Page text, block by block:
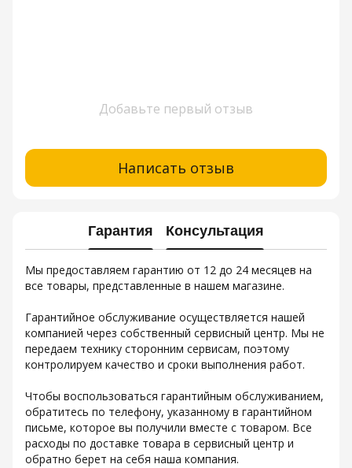
Добавьте первый отзыв
Написать отзыв
Гарантия Консультация
Мы предоставляем гарантию от 12 до 24 месяцев на
все товары, представленные в нашем магазине.
Гарантийное обслуживание осуществляется нашей
компанией через собственный сервисный центр. Мы не
передаем технику сторонним сервисам, поэтому
контролируем качество и сроки выполнения работ.
Чтобы воспользоваться гарантийным обслуживанием,
обратитесь по телефону, указанному в гарантийном
письме, которое вы получили вместе с товаром. Все
расходы по доставке товара в сервисный центр и
обратно берет на себя наша компания.